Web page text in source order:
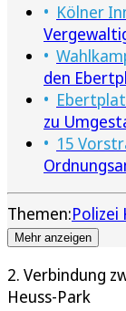
Kölner
den
zu
15
Themen:Polizei
Mehr anzeigen
2. Verbindung
Heuss-Park